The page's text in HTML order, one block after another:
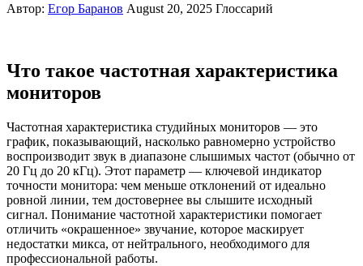
Автор: Егор Баранов August 20, 2025 Глоссарий
Что такое частотная характеристика
мониторов
Частотная характеристика студийных мониторов — это
график, показывающий, насколько равномерно устройство
воспроизводит звук в диапазоне слышимых частот (обычно от
20 Гц до 20 кГц). Этот параметр — ключевой индикатор
точности монитора: чем меньше отклонений от идеально
ровной линии, тем достовернее вы слышите исходный
сигнал. Понимание частотной характеристики помогает
отличить «окрашенное» звучание, которое маскирует
недостатки микса, от нейтрального, необходимого для
профессиональной работы.